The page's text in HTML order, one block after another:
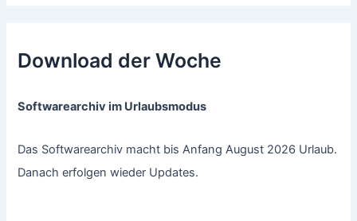
Download der Woche
Softwarearchiv im Urlaubsmodus
Das Softwarearchiv macht bis Anfang August 2026 Urlaub.
Danach erfolgen wieder Updates.